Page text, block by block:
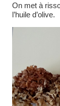
On met à
l’huile d’olive.